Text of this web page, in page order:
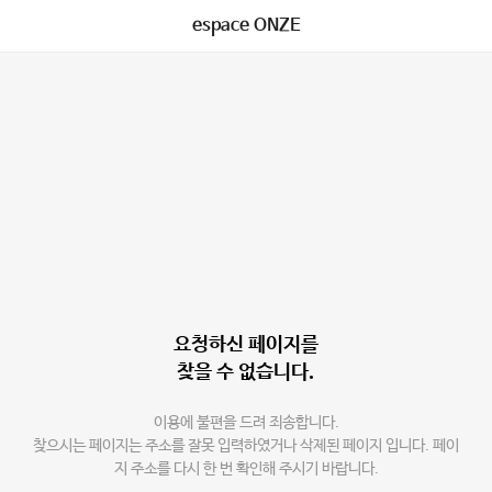
espace ONZE
요청하신 페이지를
찾을 수 없습니다.
이용에 불편을 드려 죄송합니다.
찾으시는 페이지는 주소를 잘못 입력하였거나 삭제된 페이지 입니다. 페이
지 주소를 다시 한 번 확인해 주시기 바랍니다.